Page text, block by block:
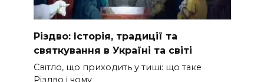
Різдво: Історія, традиції та
святкування в Україні та світі
Світло, що приходить у тиші: що таке
Різдво і чому